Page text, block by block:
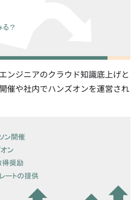
ンジニアのクラウド知識底上げと
催や社内でハンズオンを運営され